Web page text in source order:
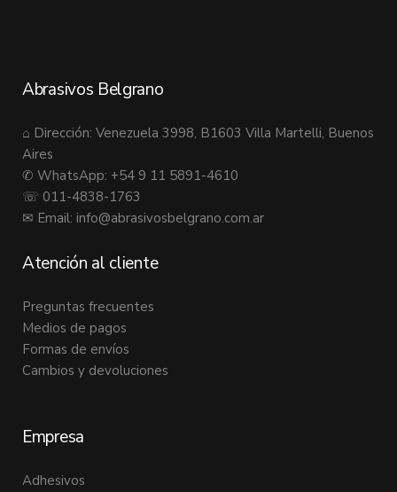
Abrasivos Belgrano
⌂ Dirección: Venezuela 3998, B1603 Villa Martelli, Buenos
Aires
✆ WhatsApp: +54 9 11 5891-4610
☏ 011-4838-1763
✉ Email: info@abrasivosbelgrano.com.ar
Atención al cliente
Preguntas frecuentes
Medios de pagos
Formas de envíos
Cambios y devoluciones
Empresa
Adhesivos